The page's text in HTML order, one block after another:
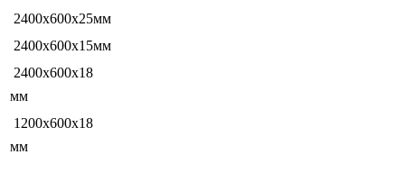
2400х600х25мм
2400х600х15мм
2400х600х18
мм
1200х600х18
мм